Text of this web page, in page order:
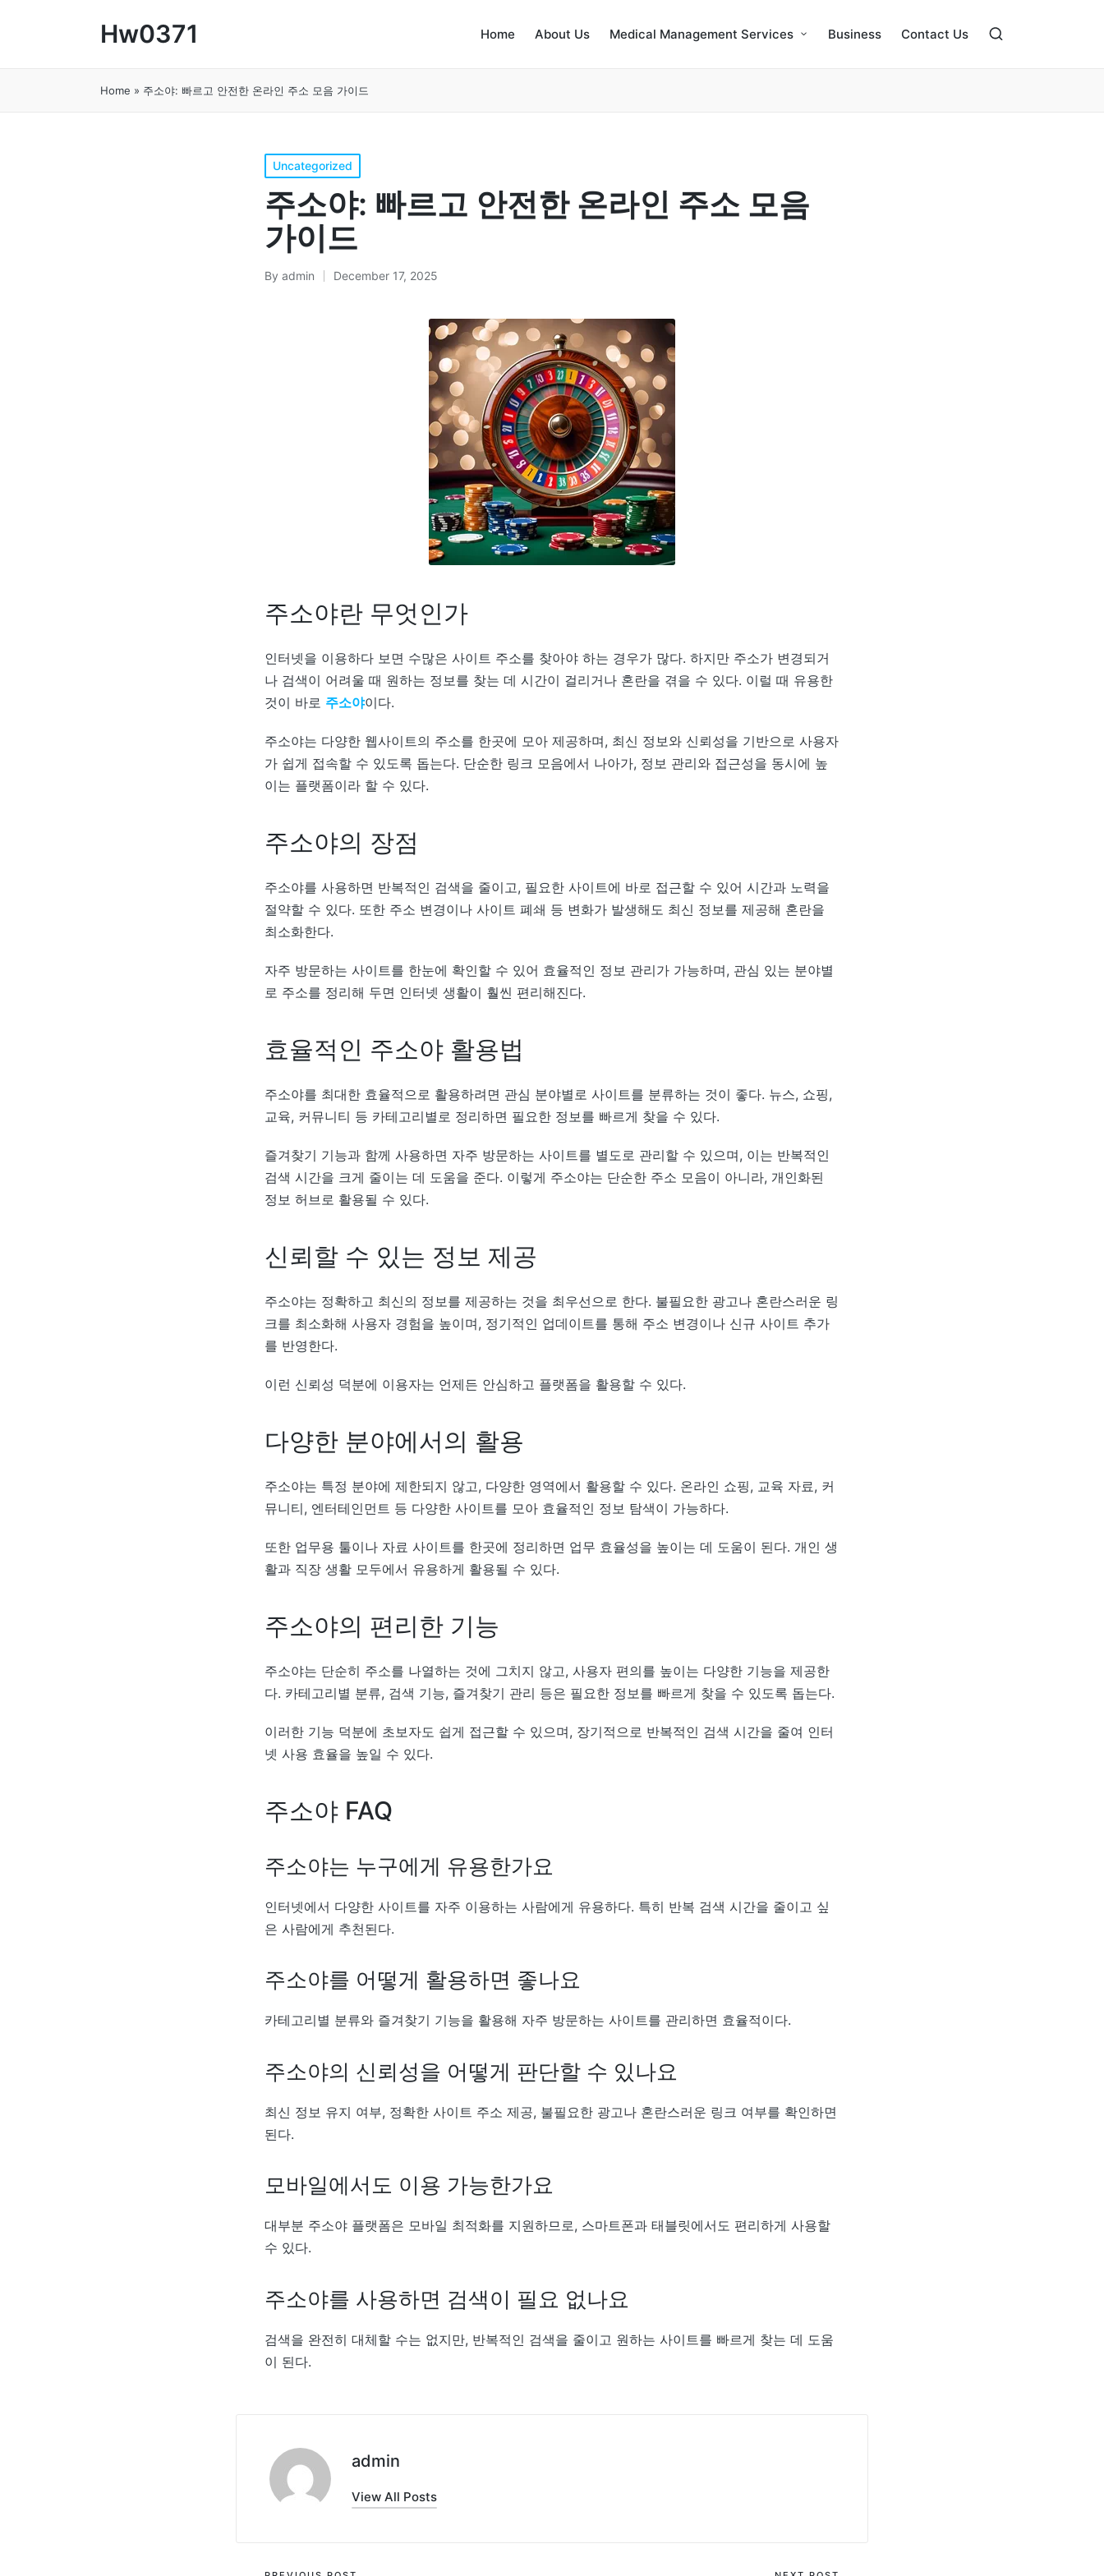
Hw0371 Home About Us Medical Management Services Business Contact Us
Home » 주소야: 빠르고 안전한 온라인 주소 모음 가이드
Posted
in
Uncategorized
주소야: 빠르고 안전한 온라인 주소 모음
가이드
Posted
By admin December 17, 2025
주소야란 무엇인가
인터넷을 이용하다 보면 수많은 사이트 주소를 찾아야 하는 경우가 많다. 하지만 주소가 변경되거
나 검색이 어려울 때 원하는 정보를 찾는 데 시간이 걸리거나 혼란을 겪을 수 있다. 이럴 때 유용한
것이 바로 주소야이다.
주소야는 다양한 웹사이트의 주소를 한곳에 모아 제공하며, 최신 정보와 신뢰성을 기반으로 사용자
가 쉽게 접속할 수 있도록 돕는다. 단순한 링크 모음에서 나아가, 정보 관리와 접근성을 동시에 높
이는 플랫폼이라 할 수 있다.
주소야의 장점
주소야를 사용하면 반복적인 검색을 줄이고, 필요한 사이트에 바로 접근할 수 있어 시간과 노력을
절약할 수 있다. 또한 주소 변경이나 사이트 폐쇄 등 변화가 발생해도 최신 정보를 제공해 혼란을
최소화한다.
자주 방문하는 사이트를 한눈에 확인할 수 있어 효율적인 정보 관리가 가능하며, 관심 있는 분야별
로 주소를 정리해 두면 인터넷 생활이 훨씬 편리해진다.
효율적인 주소야 활용법
주소야를 최대한 효율적으로 활용하려면 관심 분야별로 사이트를 분류하는 것이 좋다. 뉴스, 쇼핑,
교육, 커뮤니티 등 카테고리별로 정리하면 필요한 정보를 빠르게 찾을 수 있다.
즐겨찾기 기능과 함께 사용하면 자주 방문하는 사이트를 별도로 관리할 수 있으며, 이는 반복적인
검색 시간을 크게 줄이는 데 도움을 준다. 이렇게 주소야는 단순한 주소 모음이 아니라, 개인화된
정보 허브로 활용될 수 있다.
신뢰할 수 있는 정보 제공
주소야는 정확하고 최신의 정보를 제공하는 것을 최우선으로 한다. 불필요한 광고나 혼란스러운 링
크를 최소화해 사용자 경험을 높이며, 정기적인 업데이트를 통해 주소 변경이나 신규 사이트 추가
를 반영한다.
이런 신뢰성 덕분에 이용자는 언제든 안심하고 플랫폼을 활용할 수 있다.
다양한 분야에서의 활용
주소야는 특정 분야에 제한되지 않고, 다양한 영역에서 활용할 수 있다. 온라인 쇼핑, 교육 자료, 커
뮤니티, 엔터테인먼트 등 다양한 사이트를 모아 효율적인 정보 탐색이 가능하다.
또한 업무용 툴이나 자료 사이트를 한곳에 정리하면 업무 효율성을 높이는 데 도움이 된다. 개인 생
활과 직장 생활 모두에서 유용하게 활용될 수 있다.
주소야의 편리한 기능
주소야는 단순히 주소를 나열하는 것에 그치지 않고, 사용자 편의를 높이는 다양한 기능을 제공한
다. 카테고리별 분류, 검색 기능, 즐겨찾기 관리 등은 필요한 정보를 빠르게 찾을 수 있도록 돕는다.
이러한 기능 덕분에 초보자도 쉽게 접근할 수 있으며, 장기적으로 반복적인 검색 시간을 줄여 인터
넷 사용 효율을 높일 수 있다.
주소야 FAQ
주소야는 누구에게 유용한가요
인터넷에서 다양한 사이트를 자주 이용하는 사람에게 유용하다. 특히 반복 검색 시간을 줄이고 싶
은 사람에게 추천된다.
주소야를 어떻게 활용하면 좋나요
카테고리별 분류와 즐겨찾기 기능을 활용해 자주 방문하는 사이트를 관리하면 효율적이다.
주소야의 신뢰성을 어떻게 판단할 수 있나요
최신 정보 유지 여부, 정확한 사이트 주소 제공, 불필요한 광고나 혼란스러운 링크 여부를 확인하면
된다.
모바일에서도 이용 가능한가요
대부분 주소야 플랫폼은 모바일 최적화를 지원하므로, 스마트폰과 태블릿에서도 편리하게 사용할
수 있다.
주소야를 사용하면 검색이 필요 없나요
검색을 완전히 대체할 수는 없지만, 반복적인 검색을 줄이고 원하는 사이트를 빠르게 찾는 데 도움
이 된다.
admin
View All Posts